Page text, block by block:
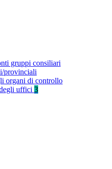
gruppi consiliari
provinciali
organi di controllo
uffici 3